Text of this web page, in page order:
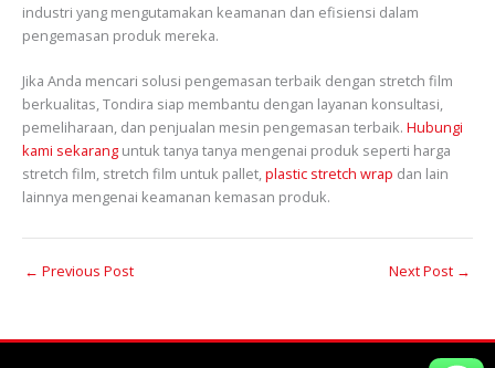
industri yang mengutamakan keamanan dan efisiensi dalam
pengemasan produk mereka.
Jika Anda mencari solusi pengemasan terbaik dengan stretch film
berkualitas, Tondira siap membantu dengan layanan konsultasi,
pemeliharaan, dan penjualan mesin pengemasan terbaik. Hubungi
kami sekarang untuk tanya tanya mengenai produk seperti harga
stretch film, stretch film untuk pallet,plastic stretch wrap dan lain
lainnya mengenai keamanan kemasan produk.
← Previous Post Next Post →